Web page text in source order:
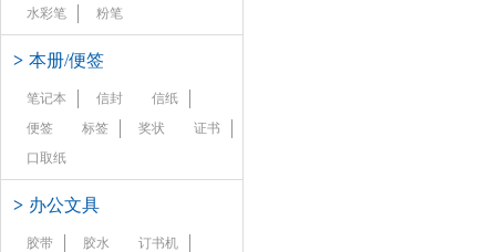
水彩笔
粉笔
> 本册/便签
笔记本 信封
信纸
便签
标签 奖状
证书
口取纸
> 办公文具
胶带 胶水
订书机